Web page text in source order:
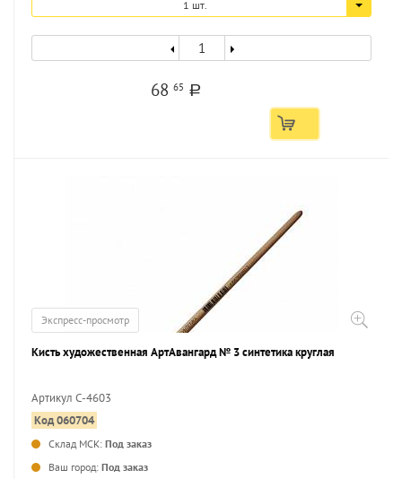
1 шт.
6865 a
Экспресс-просмотр
Кисть художественная АртАвангард № 3 синтетика круглая
Артикул С-4603
Код 060704
Склад МСК: Под заказ
Ваш город: Под заказ